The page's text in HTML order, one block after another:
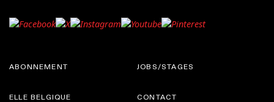
ABONNEMENT
ELLE BELGIQUE
JOBS/STAGES
CONTACT